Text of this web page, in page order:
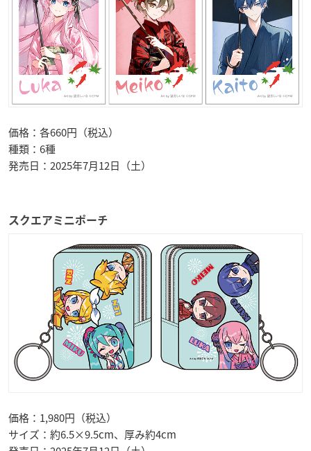
価格：各660円（税込）
種類：6種
発売日：2025年7月12日（土）
スクエアミニポーチ
価格：1,980円（税込）
サイズ：約6.5×9.5cm、厚み約4cm